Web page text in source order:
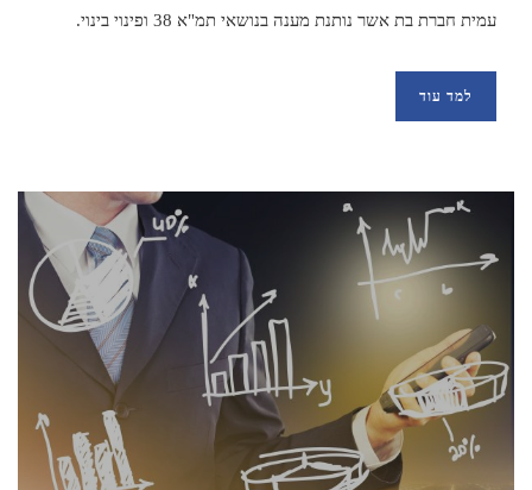
עמית חברת בת אשר נותנת מענה בנושאי תמ"א 38 ופינוי בינוי.
למד עוד